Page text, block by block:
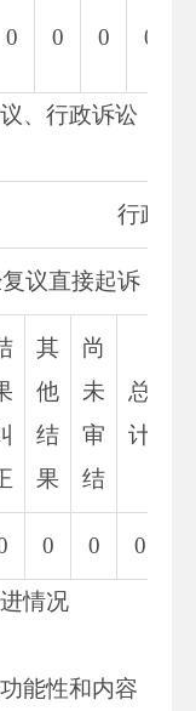
0 0 0 0
、行政诉讼
行政诉
议直接起诉
其
他
结
果
尚
未
审
结
总
计
0 0 0
情况
能性和内容